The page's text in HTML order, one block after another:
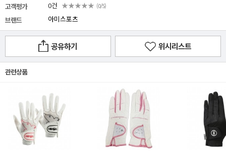
고객평가 0건 ★★★★★ (0/5)
브랜드 아미스포츠
공유하기 위시리스트
관련상품